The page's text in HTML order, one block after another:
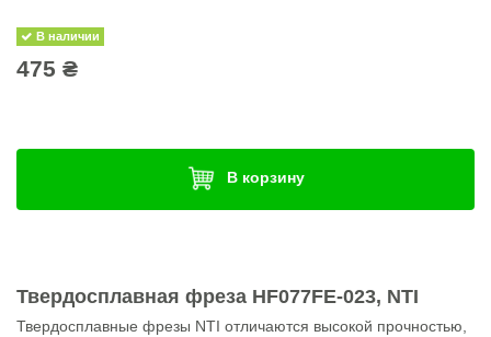
В наличии
475 ₴
В корзину
Твердосплавная фреза HF077FE-023, NTI
Твердосплавные фрезы NTI отличаются высокой прочностью,